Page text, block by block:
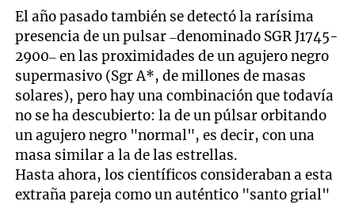
El año pasado también se detectó la rarísima
presencia de un pulsar –denominado SGR J1745-
2900– en las proximidades de un agujero negro
supermasivo (Sgr A*, de millones de masas
solares), pero hay una combinación que todavía
no se ha descubierto: la de un púlsar orbitando
un agujero negro "normal", es decir, con una
masa similar a la de las estrellas.
Hasta ahora, los científicos consideraban a esta
extraña pareja como un auténtico "santo grial"